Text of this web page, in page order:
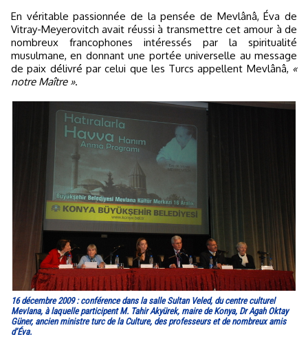
En véritable passionnée de la pensée de Mevlânâ, Éva de
Vitray-Meyerovitch avait réussi à transmettre cet amour à de
nombreux francophones intéressés par la spiritualité
musulmane, en donnant une portée universelle au message
de paix délivré par celui que les Turcs appellent Mevlânâ, «
notre Maître ».
16 décembre 2009 : conférence dans la salle Sultan Veled, du centre culturel
Mevlana, à laquelle participent M. Tahir Akyürek, maire de Konya, Dr Agah Oktay
Güner, ancien ministre turc de la Culture, des professeurs et de nombreux amis
d’Éva.